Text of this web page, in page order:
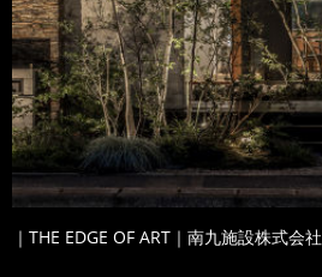
｜THE EDGE OF ART｜南九施設株式会社